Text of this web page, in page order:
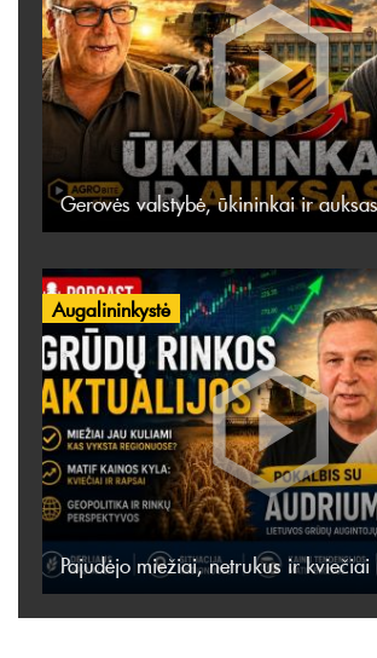
Gerovės valstybė, ūkininkai ir
Augalininkystė
Pajudėjo miežiai, netrukus ir kviečiai